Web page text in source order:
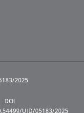
2025
DOI
UID/05183/2025